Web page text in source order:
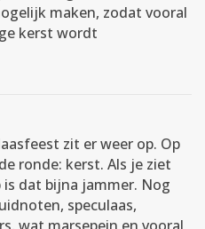
maken, zodat vooral
kerst wordt
zit er weer op. Op
ronde: kerst. Als je ziet
dat bijna jammer. Nog
speculaas,